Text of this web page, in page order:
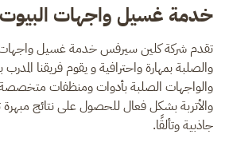
خدمة غسيل واجهات البيوت
تقدم شركة كلين سيرفس خدمة غسيل واجهات
والصلبة بمهارة واحترافية و يقوم فريقنا
والواجهات الصلبة بأدوات ومنظفات متخصصة
والأتربة بشكل فعال للحصول على نتائج
جاذبية وتألقًا.